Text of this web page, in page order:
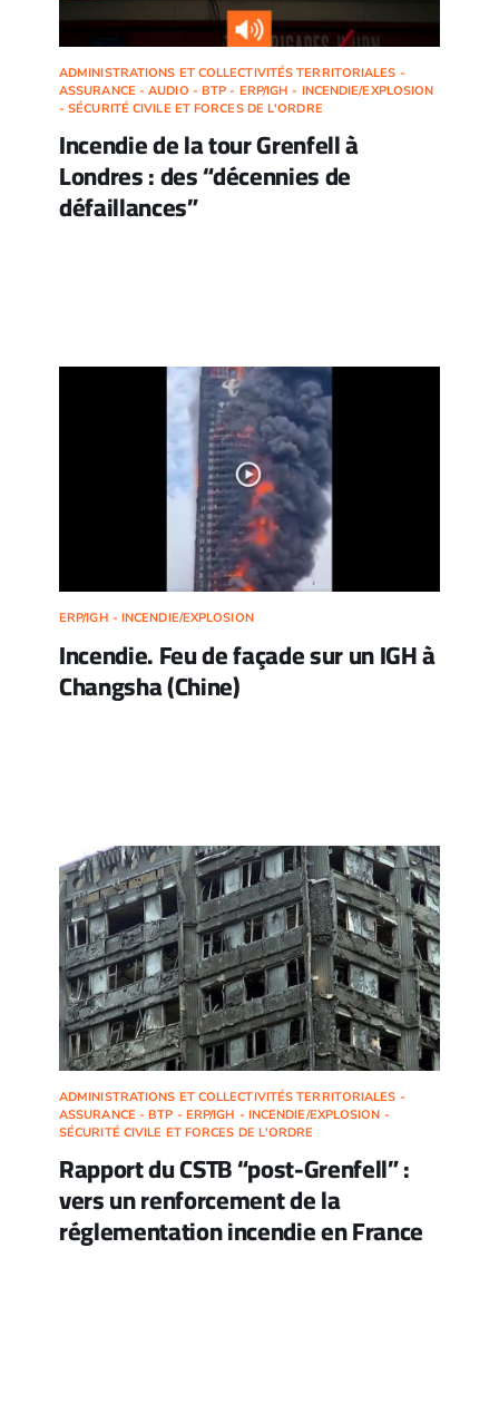
ADMINISTRATIONS ET COLLECTIVITÉS TERRITORIALES -
ASSURANCE - AUDIO - BTP - ERP/IGH - INCENDIE/EXPLOSION
- SÉCURITÉ CIVILE ET FORCES DE L'ORDRE
Incendie de la tour Grenfell à
Londres : des “décennies de
défaillances”
ERP/IGH - INCENDIE/EXPLOSION
Incendie. Feu de façade sur un IGH à
Changsha (Chine)
ADMINISTRATIONS ET COLLECTIVITÉS TERRITORIALES -
ASSURANCE - BTP - ERP/IGH - INCENDIE/EXPLOSION -
SÉCURITÉ CIVILE ET FORCES DE L'ORDRE
Rapport du CSTB “post-Grenfell” :
vers un renforcement de la
réglementation incendie en France